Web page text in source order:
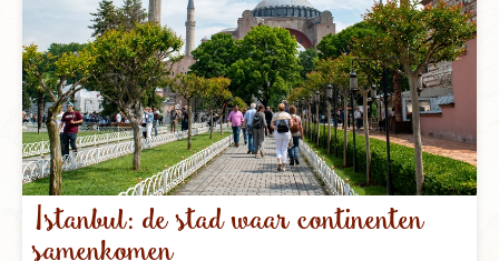
Istanbul: de stad waar continenten